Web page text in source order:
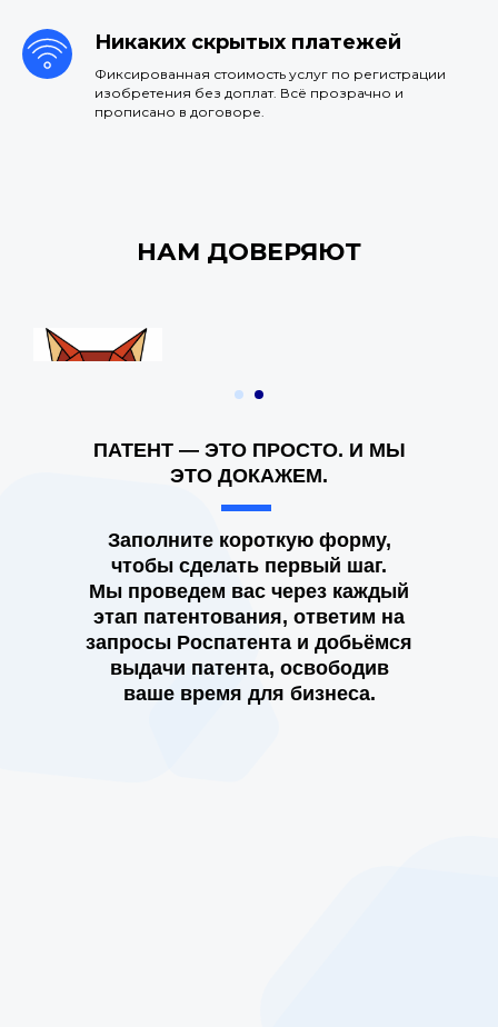
Никаких скрытых платежей
Фиксированная стоимость услуг по регистрации
изобретения без доплат. Всё прозрачно и
прописано в договоре.
НАМ ДОВЕРЯЮТ
Заполните короткую форму,
чтобы сделать первый шаг.
Мы проведем вас через каждый
этап патентования, ответим на
запросы Роспатента и добьёмся
выдачи патента, освободив
ваше время для бизнеса.
ПАТЕНТ — ЭТО ПРОСТО. И МЫ
ЭТО ДОКАЖЕМ.